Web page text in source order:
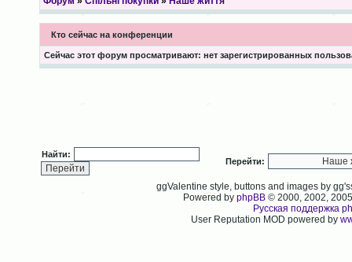
Кто сейчас на конференции
Сейчас этот форум просматривают: нет зарегистрированных
Найти:
Перейти:
ggValentine style, buttons and images by
Powered byphpBB © 2000, 2002,
Русская поддержка
User Reputation MOD powered by